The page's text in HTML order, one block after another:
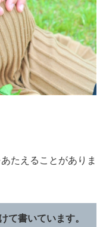
たえることがありま
て書いています。